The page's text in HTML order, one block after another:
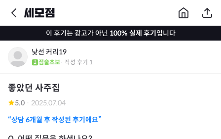
이 후기는 광고가 아닌 100% 실제 후기입니다
낯선 커리19
점술초보· 작성 후기 1
좋았던 사주집
5.0 · 2025.07.04
“상담6개월 후 작성된 후기에요”